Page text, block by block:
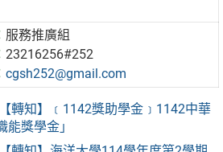
服務推廣組
23216256#252
cgsh252@gmail.com
【轉知】﹝1142獎助學金﹞1142中華
獎學金」